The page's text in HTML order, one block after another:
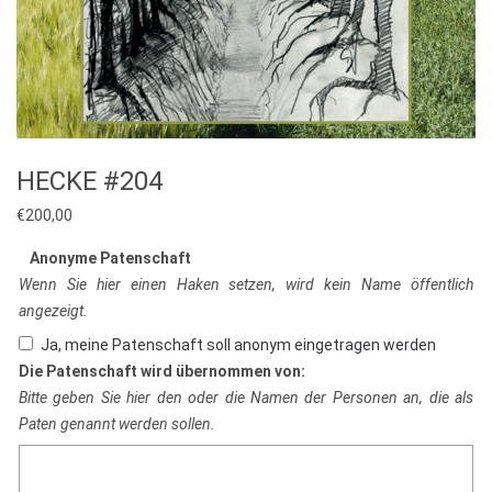
HECKE #204
€200,00
Anonyme Patenschaft
Wenn Sie hier einen Haken setzen, wird kein Name öffentlich
angezeigt.
Ja, meine Patenschaft soll anonym eingetragen werden
Die Patenschaft wird übernommen von:
Bitte geben Sie hier den oder die Namen der Personen an, die als
Paten genannt werden sollen.